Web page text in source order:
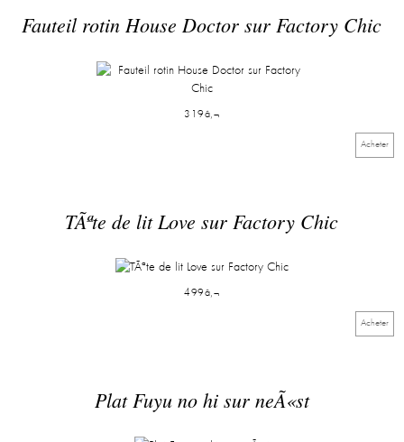
Fauteil rotin House Doctor sur Factory Chic
319â‚¬
Acheter
TÃªte de lit Love sur Factory Chic
499â‚¬
Acheter
Plat Fuyu no hi sur neÃ«st